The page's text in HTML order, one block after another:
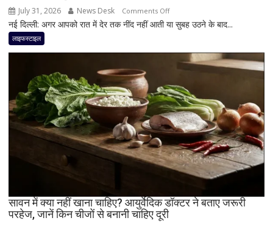
एनर्जी;
क्या
मॉर्निंग
रूटीन
July 31, 2026 News Desk Comments Offon
रात
2
कीवी
खाने
से
मिल
सकते
हैं
फायदे!
डॉक्टर
नई दिल्ली: अगर आपको रात में देर तक नींद नहीं आती या सुबह उठने के बाद...
लाइफस्टाइल
सावन में क्या नहीं खाना चाहिए? आयुर्वेदिक डॉक्टर ने बताए जरूरी
परहेज, जानें किन चीजों से बनानी चाहिए दूरी